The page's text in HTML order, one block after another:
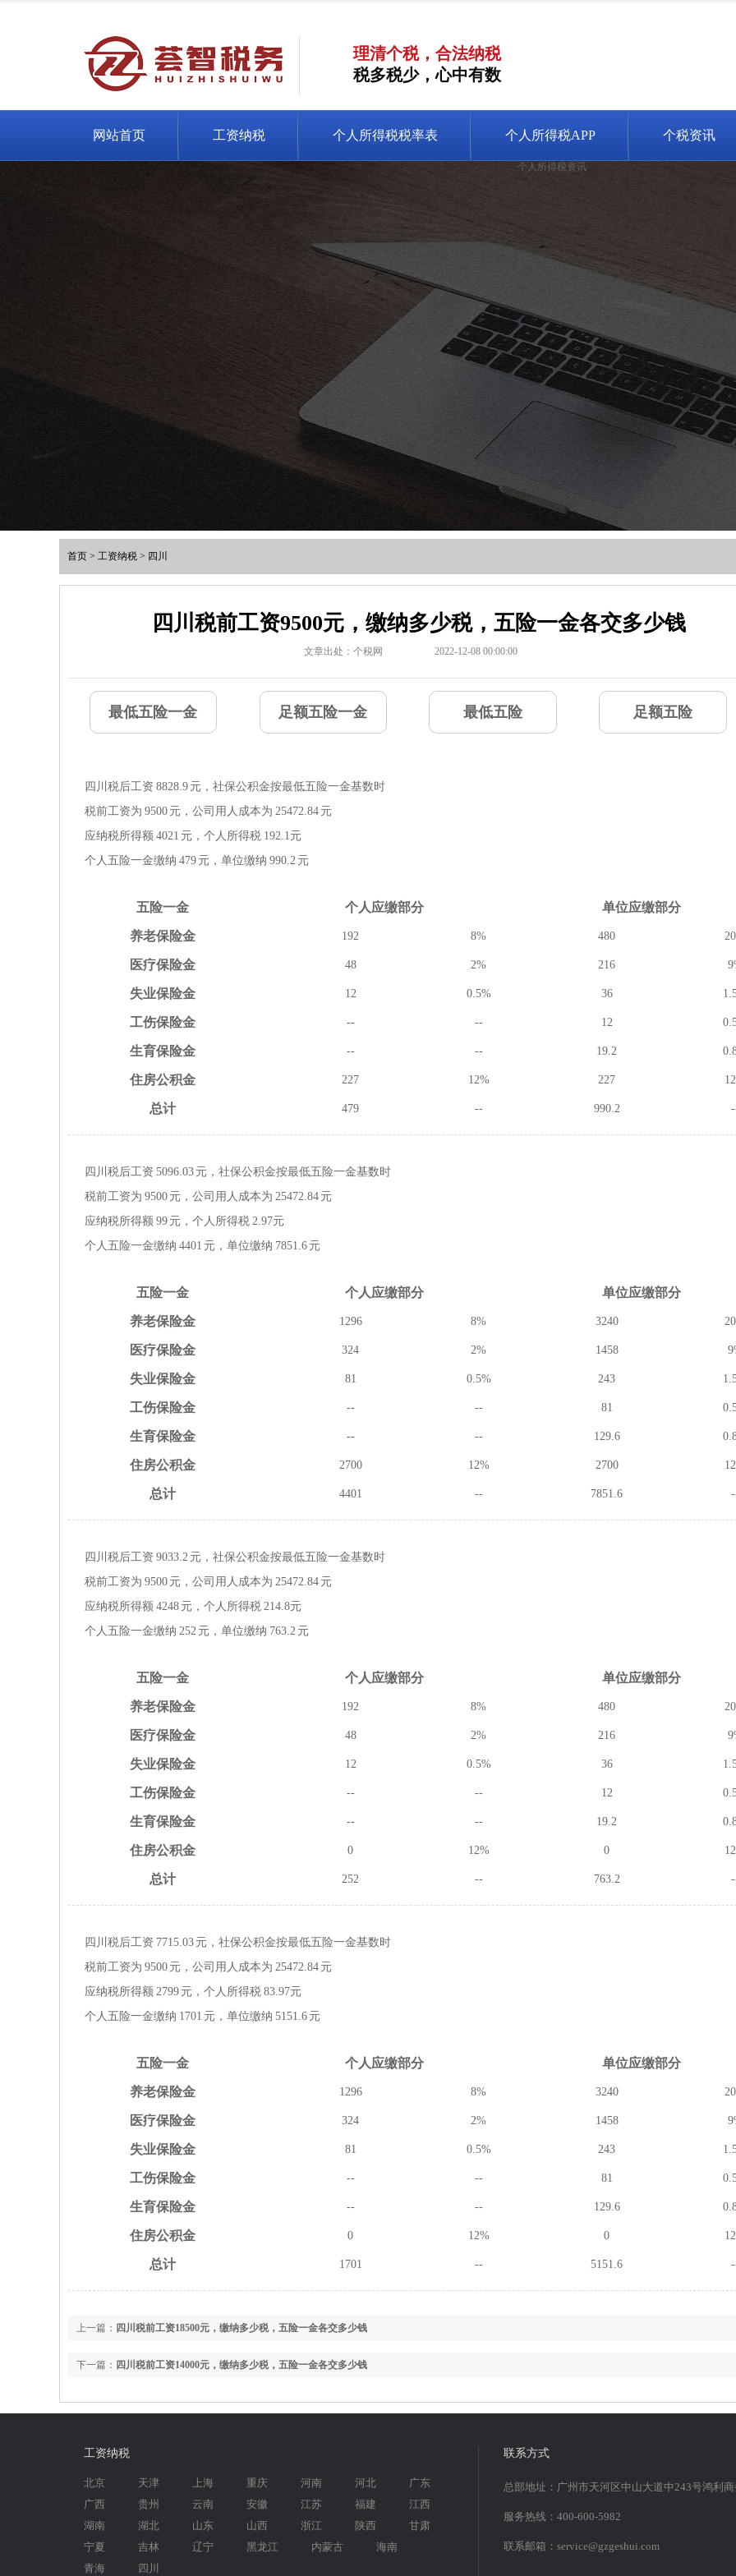
理清个税，合法纳税
税多税少，心中有数
网站首页 工资纳税 个人所得税税率表 个人所得税APP 个税资讯
个人所得税资讯
首页 > 工资纳税 > 四川
四川税前工资9500元，缴纳多少税，五险一金各交多少钱
文章出处：个税网 2022-12-08 00:00:00
最低五险一金 足额五险一金 最低五险 足额五险
四川税后工资 8828.9元，社保公积金按最低五险一金基数时
税前工资为 9500元，公司用人成本为 25472.84元
应纳税所得额 4021 元，个人所得税 192.1元
个人五险一金缴纳 479 元，单位缴纳 990.2元
五险一金 个人应缴部分 单位应缴部分
养老保险金 192 8% 480
医疗保险金 48 2% 216
失业保险金 12 0.5% 36
工伤保险金 -- -- 12
生育保险金 -- -- 19.2
住房公积金 227 12% 227
总计 479 -- 990.2
四川税后工资 5096.03元，社保公积金按最低五险一金基数时
税前工资为 9500元，公司用人成本为 25472.84元
应纳税所得额 99元，个人所得税 2.97元
个人五险一金缴纳 4401 元，单位缴纳 7851.6元
五险一金 个人应缴部分 单位应缴部分
养老保险金 1296 8% 3240
医疗保险金 324 2% 1458
失业保险金 81 0.5% 243
工伤保险金 -- -- 81
生育保险金 -- -- 129.6
住房公积金 2700 12% 2700
总计 4401 -- 7851.6
四川税后工资 9033.2元，社保公积金按最低五险一金基数时
税前工资为 9500元，公司用人成本为 25472.84元
应纳税所得额 4248元，个人所得税 214.8元
个人五险一金缴纳 252 元，单位缴纳 763.2元
五险一金 个人应缴部分 单位应缴部分
养老保险金 192 8% 480
医疗保险金 48 2% 216
失业保险金 12 0.5% 36
工伤保险金 -- -- 12
生育保险金 -- -- 19.2
住房公积金 0 12% 0
总计 252 -- 763.2
四川税后工资 7715.03元，社保公积金按最低五险一金基数时
税前工资为 9500元，公司用人成本为 25472.84元
应纳税所得额 2799元，个人所得税 83.97元
个人五险一金缴纳 1701 元，单位缴纳 5151.6元
五险一金 个人应缴部分 单位应缴部分
养老保险金 1296 8% 3240
医疗保险金 324 2% 1458
失业保险金 81 0.5% 243
工伤保险金 -- -- 81
生育保险金 -- -- 129.6
住房公积金 0 12% 0
总计 1701 -- 5151.6
上一篇： 四川税前工资18500元，缴纳多少税，五险一金各交多少钱
下一篇： 四川税前工资14000元，缴纳多少税，五险一金各交多少钱
工资纳税
北京 天津 上海 重庆 河南 河北
广东
广西
贵州 云南 安徽 江苏 福建
江西
湖南
湖北 山东 山西 浙江 陕西
甘肃
宁夏
吉林 辽宁 黑龙江 内蒙古
海南
青海
四川
联系方式
总部地址：广州市天河区中山大道中243号鸿利
服务热线：400-600-5982
联系邮箱：service@gzgeshui.com